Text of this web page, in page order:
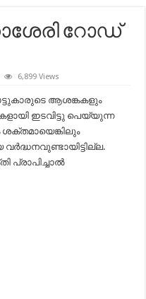
റോഡ്
6,899 Views
ആശങ്കകളും
ഇടവിട്ടു പെയ്യുന്ന
വര്‍ദ്ധനവുണ്ടായിട്ടില്ല.
പ്രാപിച്ചാല്‍